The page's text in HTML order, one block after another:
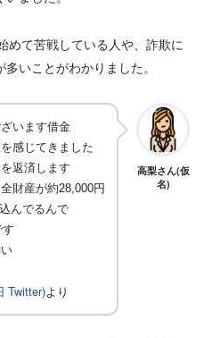
めて苦戦している人や、詐欺に
いことがわかりました。
います借金
感じてきました
返済します
財産が約28,000円
んでるんで
Twitter)より
高梨さん(仮
名)